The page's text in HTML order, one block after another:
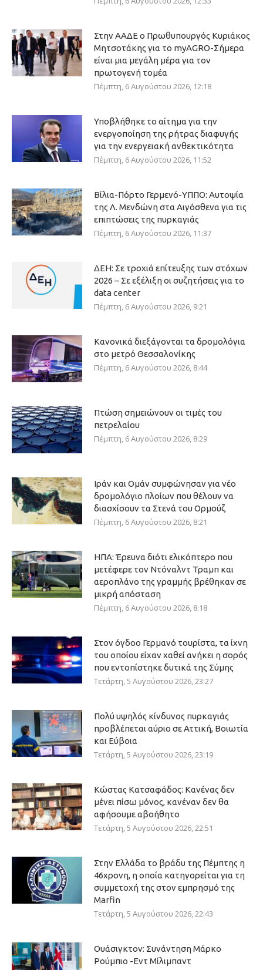
Στην ΑΑΔΕ ο Πρωθυπουργός Κυριάκος
Μητσοτάκης για το myAGRO-Σήμερα
είναι μια μεγάλη μέρα για τον
πρωτογενή τομέα
Πέμπτη, 6 Αυγούστου 2026, 12:18
Υποβλήθηκε το αίτημα για την
ενεργοποίηση της ρήτρας διαφυγής
για την ενεργειακή ανθεκτικότητα
Πέμπτη, 6 Αυγούστου 2026, 11:52
Βίλια-Πόρτο Γερμενό-ΥΠΠΟ: Αυτοψία
της Λ. Μενδώνη στα Αιγόσθενα για τις
επιπτώσεις της πυρκαγιάς
Πέμπτη, 6 Αυγούστου 2026, 11:37
ΔΕΗ: Σε τροχιά επίτευξης των στόχων
2026 – Σε εξέλιξη οι συζητήσεις για το
data center
Πέμπτη, 6 Αυγούστου 2026, 9:21
Κανονικά διεξάγονται τα δρομολόγια
στο μετρό Θεσσαλονίκης
Πέμπτη, 6 Αυγούστου 2026, 8:44
Πτώση σημειώνουν οι τιμές του
πετρελαίου
Πέμπτη, 6 Αυγούστου 2026, 8:29
Ιράν και Ομάν συμφώνησαν για νέο
δρομολόγιο πλοίων που θέλουν να
διασχίσουν τα Στενά του Ορμούζ
Πέμπτη, 6 Αυγούστου 2026, 8:21
ΗΠΑ: Έρευνα διότι ελικόπτερο που
μετέφερε τον Ντόναλντ Τραμπ και
αεροπλάνο της γραμμής βρέθηκαν σε
μικρή απόσταση
Πέμπτη, 6 Αυγούστου 2026, 8:18
Στον όγδοο Γερμανό τουρίστα, τα ίχνη
του οποίου είχαν χαθεί ανήκει η σορός
που εντοπίστηκε δυτικά της Σύμης
Τετάρτη, 5 Αυγούστου 2026, 23:27
Πολύ υψηλός κίνδυνος πυρκαγιάς
προβλέπεται αύριο σε Αττική, Βοιωτία
και Εύβοια
Τετάρτη, 5 Αυγούστου 2026, 23:19
Κώστας Κατσαφάδος: Κανένας δεν
μένει πίσω μόνος, κανέναν δεν θα
αφήσουμε αβοήθητο
Τετάρτη, 5 Αυγούστου 2026, 22:51
Στην Ελλάδα το βράδυ της Πέμπτης η
46χρονη, η οποία κατηγορείται για τη
συμμετοχή της στον εμπρησμό της
Marfin
Τετάρτη, 5 Αυγούστου 2026, 22:43
Ουάσιγκτον: Συνάντηση Μάρκο
Ρούμπιο -Εντ Μίλιμπαντ